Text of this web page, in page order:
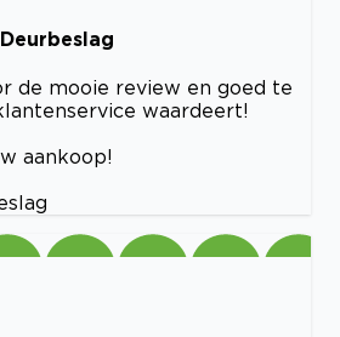
de mooie review en goed te
waardeert!
aankoop!